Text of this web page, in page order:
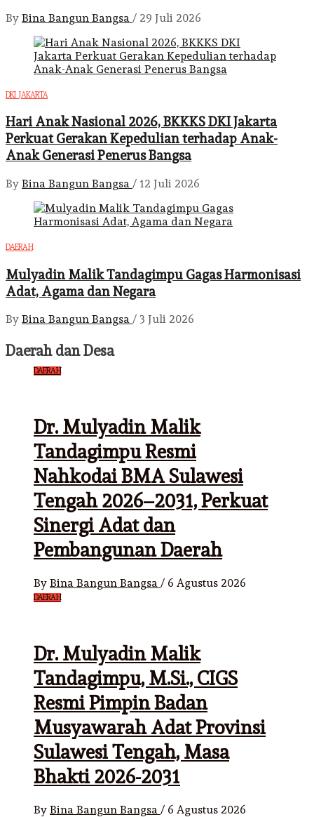
By Bina Bangun Bangsa / 29 Juli 2026
DKI JAKARTA
Hari Anak Nasional 2026, BKKKS DKI Jakarta
Perkuat Gerakan Kepedulian terhadap Anak-
Anak Generasi Penerus Bangsa
By Bina Bangun Bangsa / 12 Juli 2026
DAERAH
Mulyadin Malik Tandagimpu Gagas Harmonisasi
Adat, Agama dan Negara
By Bina Bangun Bangsa / 3 Juli 2026
Daerah dan Desa
DAERAH
Dr. Mulyadin Malik
Tandagimpu Resmi
Nahkodai BMA Sulawesi
Tengah 2026–2031, Perkuat
Sinergi Adat dan
Pembangunan Daerah
By Bina Bangun Bangsa / 6 Agustus 2026
DAERAH
Dr. Mulyadin Malik
Tandagimpu, M.Si., CIGS
Resmi Pimpin Badan
Musyawarah Adat Provinsi
Sulawesi Tengah, Masa
Bhakti 2026-2031
By Bina Bangun Bangsa / 6 Agustus 2026